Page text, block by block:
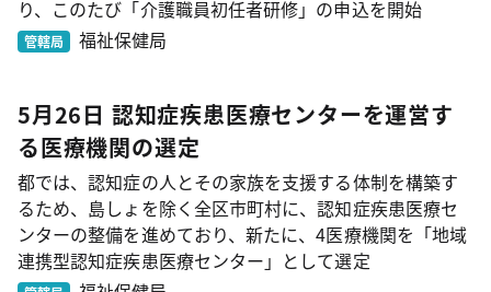
り、このたび「介護職員初任者研修」の申込を開始
管轄局 福祉保健局
5月26日 認知症疾患医療センターを運営す
る医療機関の選定
都では、認知症の人とその家族を支援する体制を構築す
るため、島しょを除く全区市町村に、認知症疾患医療セ
ンターの整備を進めており、新たに、4医療機関を「地域
連携型認知症疾患医療センター」として選定